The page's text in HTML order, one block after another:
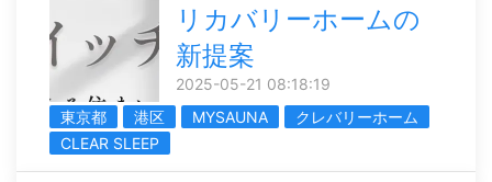
リカバリーホームの
新提案
2025-05-21 08:18:19
東京都
港区 MYSAUNA
クレバリーホーム
CLEAR SLEEP